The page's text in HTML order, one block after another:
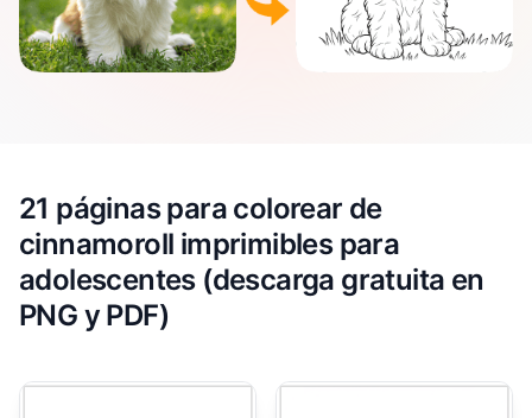
21 páginas para colorear de
cinnamoroll imprimibles para
adolescentes (descarga gratuita en
PNG y PDF)